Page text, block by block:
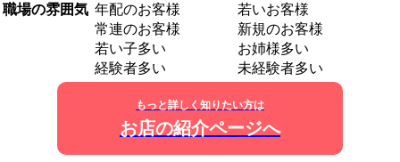
職場の雰囲気 年配のお客様
若いお客様
常連のお客様
新規のお客様
若い子多い
お姉様多い
経験者多い
未経験者多い
もっと詳しく知りたい方は
お店の紹介ページへ